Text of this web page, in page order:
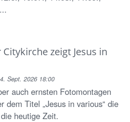
zeigt Jesus in
Sept. 2026 18:00
auch ernsten Fotomontagen
dem Titel „Jesus in various“ die
heutige Zeit.